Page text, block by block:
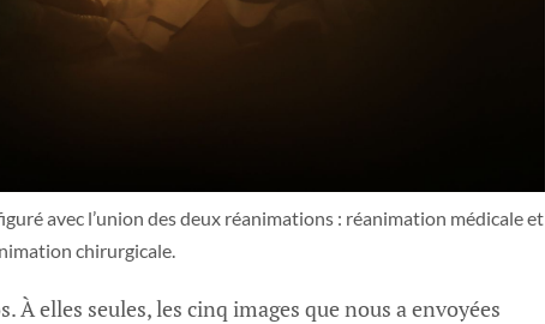
avec l’union des deux réanimations : réanimation médicale et
chirurgicale.
À elles seules, les cinq images que nous a envoyées